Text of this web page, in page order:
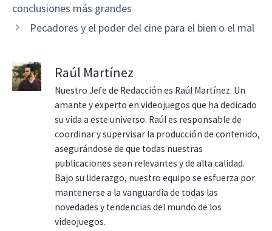
conclusiones más grandes
Pecadores y el poder del cine para el bien o el mal
Raúl Martínez
Nuestro Jefe de Redacción es Raúl Martínez. Un
amante y experto en videojuegos que ha dedicado
su vida a este universo. Raúl es responsable de
coordinar y supervisar la producción de contenido,
asegurándose de que todas nuestras
publicaciones sean relevantes y de alta calidad.
Bajo su liderazgo, nuestro equipo se esfuerza por
mantenerse a la vanguardia de todas las
novedades y tendencias del mundo de los
videojuegos.